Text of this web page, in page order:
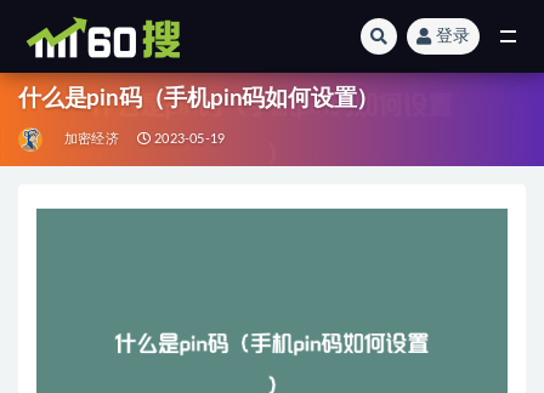
登录
什么是pin码（手机pin码如何设置）
加密经济 2023-05-19